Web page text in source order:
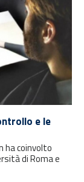
e le
ha coinvolto
di Roma e